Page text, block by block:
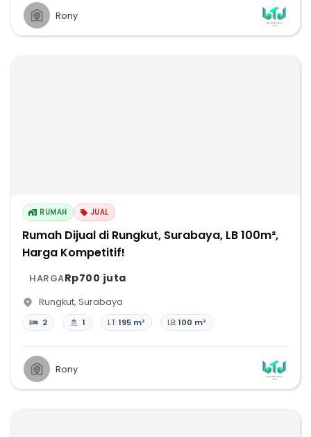
Rony
RUMAH JUAL
Rumah Dijual di Rungkut, Surabaya, LB 100m²,
Harga Kompetitif!
HARGARp700 juta
Rungkut, Surabaya
2 1 LT:195 m² LB:100 m²
Rony